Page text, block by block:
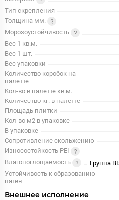
Тип скрепления
Толщина мм.
Морозоустойчивость
Вес 1 кв.м.
Вес 1 шт.
Вес упаковки
Количество коробок на
палетте
Кол-во в палетте кв.м.
Количество кг. в палетте
Площадь плитки
Кол-во м2 в упаковке
В упаковке
Сопротивление скольжению
Износостойкость PEI
Влагопоглощаемость
Группа
Устойчивость к образованию
пятен
Внешнее исполнение